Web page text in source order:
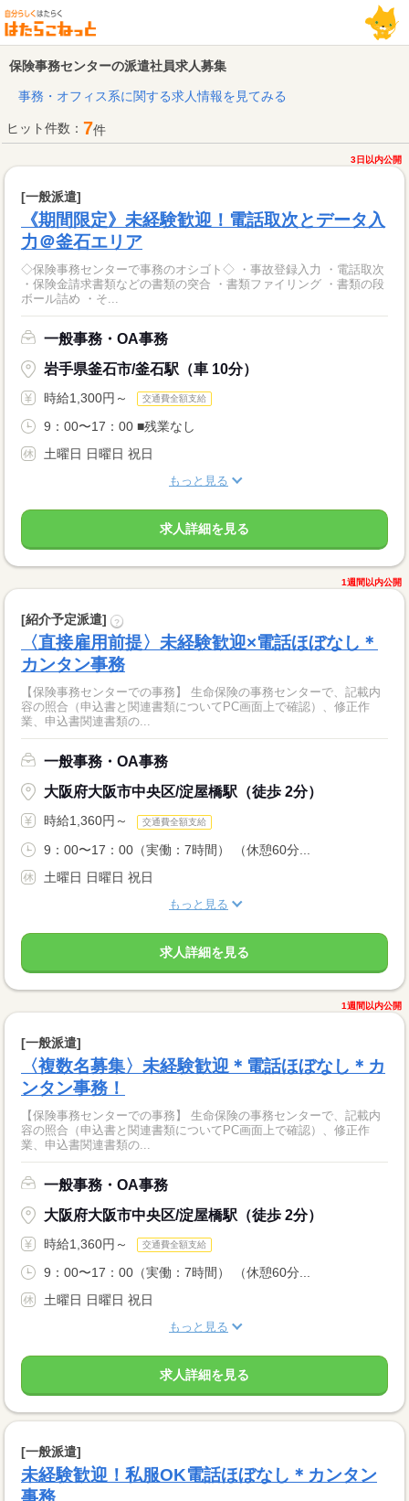
保険事務センターの派遣社員求人募集
事務・オフィス系に関する求人情報を見てみる
ヒット件数： 7件
3日以内公開
[一般派遣]
《期間限定》未経験歓迎！電話取次とデータ入
力＠釜石エリア
◇保険事務センターで事務のオシゴト◇ ・事故登録入力 ・電話取次
・保険金請求書類などの書類の突合 ・書類ファイリング ・書類の段
ボール詰め ・そ...
一般事務・OA事務
岩手県釜石市/釜石駅（車 10分）
時給1,300円～ 交通費全額支給
9：00〜17：00 ■残業なし
土曜日 日曜日 祝日
もっと見る
求人詳細を見る
1週間以内公開
[紹介予定派遣] ?
〈直接雇用前提〉未経験歓迎×電話ほぼなし＊
カンタン事務
【保険事務センターでの事務】 生命保険の事務センターで、記載内
容の照合（申込書と関連書類についてPC画面上で確認）、修正作
業、申込書関連書類の...
一般事務・OA事務
大阪府大阪市中央区/淀屋橋駅（徒歩 2分）
時給1,360円～ 交通費全額支給
9：00〜17：00（実働：7時間） （休憩60分...
土曜日 日曜日 祝日
もっと見る
求人詳細を見る
1週間以内公開
[一般派遣]
〈複数名募集〉未経験歓迎＊電話ほぼなし＊カ
ンタン事務！
【保険事務センターでの事務】 生命保険の事務センターで、記載内
容の照合（申込書と関連書類についてPC画面上で確認）、修正作
業、申込書関連書類の...
一般事務・OA事務
大阪府大阪市中央区/淀屋橋駅（徒歩 2分）
時給1,360円～ 交通費全額支給
9：00〜17：00（実働：7時間） （休憩60分...
土曜日 日曜日 祝日
もっと見る
求人詳細を見る
[一般派遣]
未経験歓迎！私服OK電話ほぼなし＊カンタン
事務